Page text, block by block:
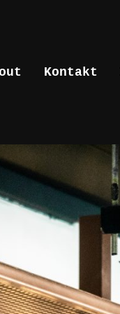
Kontakt